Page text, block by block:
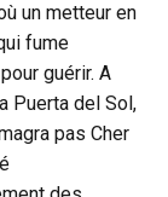
un metteur en
fume
guérir. A
Puerta del Sol,
pas Cher